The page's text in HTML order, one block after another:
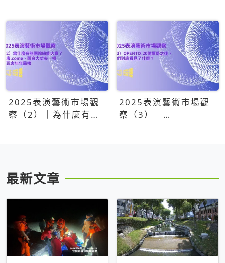
眾正在改變市場
2025表演藝術市場觀
察（2）｜為什麼有些
2025表演藝術市場觀
察（3）｜
最新文章